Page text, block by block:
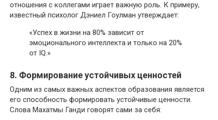
отношения с коллегами играет важную роль. К примеру,
известный психолог Дэниел Гоулман утверждает:
«Успех в жизни на 80% зависит от
эмоционального интеллекта и только на 20%
от IQ.»
8. Формирование устойчивых ценностей
Одним из самых важных аспектов образования является
его способность формировать устойчивые ценности.
Слова Махатмы Ганди говорят сами за себя: